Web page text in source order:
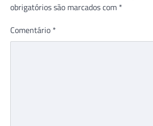
obrigatórios são marcados com *
Comentário *